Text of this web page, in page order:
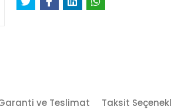
ve Teslimat Taksit